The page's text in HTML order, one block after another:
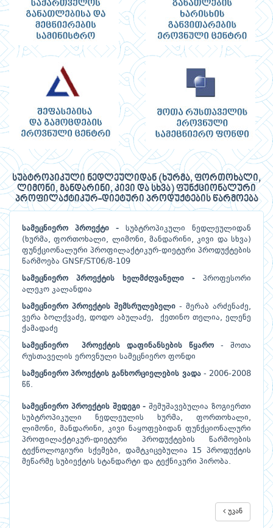
სუბტროპიკული ნედლეულიდან (ხურმა, ფორთოხალი,
ლიმონი, მანდარინი, კივი და სხვა) ფუნქციონალური
პროფილაქტიკურ-დიეტური პროდუქტების წარმოება
სამეცნიერო პროექტი - სუბტროპიკული ნედლეულიდან
(ხურმა, ფორთოხალი, ლიმონი, მანდარინი, კივი და სხვა)
ფუნქციონალური პროფილაქტიკურ-დიეტური პროდუქტების
წარმოება GNSF/ST06/8-109
სამეცნიერო პროექტის ხელმძღვანელი - პროფესორი
ალეკო კალანდია
სამეცნიერო პროექტის შემსრულებელი - მერაბ არძენაძე,
ვერა ბოლქვაძე, დოდო აბულაძე, ქეთინო თელია, ელენე
ქამადაძე
სამეცნიერო პროექტის დაფინანსების წყარო - შოთა
რუსთაველის ეროვნული სამეცნიერო ფონდი
სამეცნიერო პროექტის განხორციელების ვადა - 2006-2008
წწ.
სამეცნიერო პროექტის შედეგი - შემუშავებულია ზოგიერთი
სუბტროპიკული ნედლეულის ხურმა, ფორთოხალი,
ლიმონი, მანდარინი, კივი ნაყოფებიდან ფუნქციონალური
პროფილაქტიკურ-დიეტური პროდუქტების წარმოების
ტექნოლოგიური სქემები, დამტკიცებულია 15 პროდუქტის
მეწარმე სუბიექტის სტანდარტი და ტექნიკური პირობა.
უკან